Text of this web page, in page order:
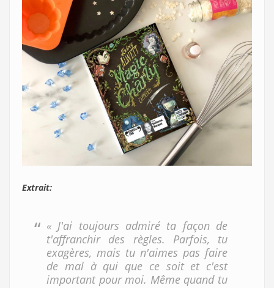
Extrait:
« J'ai toujours admiré ta façon de
t'affranchir des règles. Parfois, tu
exagères, mais tu n'aimes pas faire
de mal à qui que ce soit et c'est
important pour moi. Même quand tu